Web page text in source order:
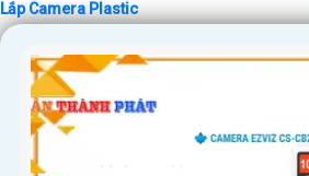
Lắp Camera Plastic